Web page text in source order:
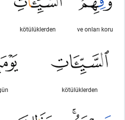
ve onları koru
kötülüklerden
kötülüklerden